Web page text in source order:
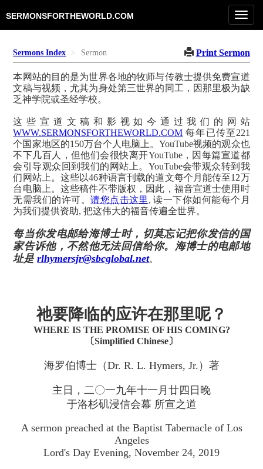
SERMONSFORTHEWORLD.COM
Sermons Index Sermon Print Sermon
本网站的目的是为世界各地的牧师与传教士提供免费宣道
文稿与视频，尤其为身处第三世界的同工，因那里极为缺
乏神学院或圣经学校。
这些宣道文稿和影视如今通过我们的网站
WWW.SERMONSFORTHEWORLD.COM 每年已传至221
个国家地区的150万台个人电脑上。YouTube视频的观众也
不下几百人，但他们会很快离开YouTube，因每篇宣道都
会引导观众回到我们的网站上。YouTube会带观众转到我
们网站上。这些以46种语言刊载的道文每个月能传至12万
台电脑上。这些稿件不带版权，因此，福音宣道士使用时
无需我们的许可。请您点击这里 , 读一下你如何能每个月
为我们提供资助, 把这伟大的福音传遍全世界。
每当你发电邮给海博士时，切莫忘记把你发信的国
家告诉他，不然他无法回信给你。海博士的电邮地
址是rlhymersjr@sbcglobal.net。
祂要降临的应许在那里呢？
WHERE IS THE PROMISE OF HIS COMING?
〔Simplified Chinese〕
海罗伯博士（Dr. R. L. Hymers, Jr.）著
主日，二〇一九年十一月廿四日晚
于洛杉矶浸信会幕 所宣之道
A sermon preached at the Baptist Tabernacle of Los
Angeles
Lord's Day Evening, November 24, 2019